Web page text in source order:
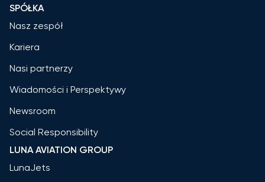
SPÓŁKA
Nasz zespół
Kariera
Nasi partnerzy
Wiadomości i Perspektywy
Newsroom
Social Responsibility
LUNA AVIATION GROUP
LunaJets